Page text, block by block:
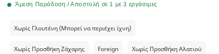
Άμεση Παράδοση / Αποστολή σε 1 με 3 εργάσιμες
Χωρίς Γλουτένη (Μπορεί να περιέχει ίχνη)
Χωρίς Προσθήκη Ζάχαρης Foreign Χωρίς Προσθήκη Αλατιού